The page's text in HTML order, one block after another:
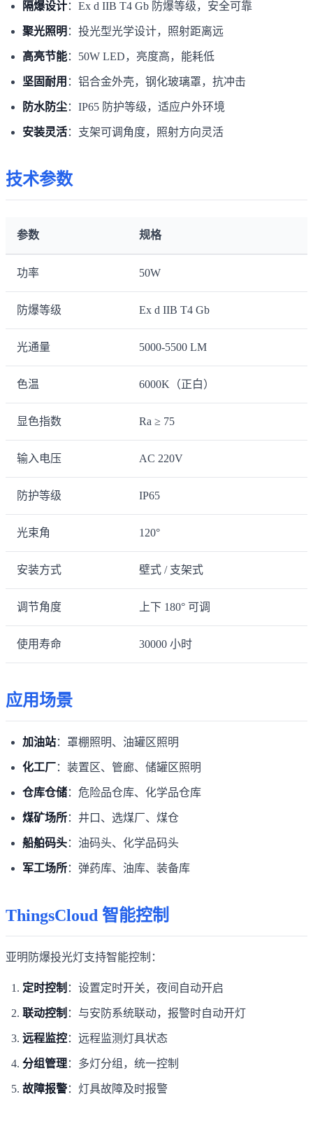
隔爆设计：Ex d IIB T4 Gb 防爆等级，安全可靠
聚光照明 ：投光型光学设计，照射距离远
高亮节能：50W LED，亮度高，能耗低
坚固耐用 ：铝合金外壳，钢化玻璃罩，抗冲击
防水防尘：IP65 防护等级，适应户外环境
安装灵活：支架可调角度，照射方向灵活
技术参数
参数 规格
功率 50W
防爆等级 Ex d IIB T4 Gb
光通量 5000-5500 LM
色温 6000K（正白）
显色指数 Ra ≥ 75
输入电压 AC 220V
防护等级 IP65
光束角 120°
安装方式 壁式 / 支架式
调节角度 上下 180° 可调
使用寿命 30000 小时
应用场景
加油站：罩棚照明、油罐区照明
化工厂：装置区、管廊、储罐区照明
仓库仓储：危险品仓库、化学品仓库
煤矿场所：井口、选煤厂、煤仓
船舶码头：油码头、化学品码头
军工场所：弹药库、油库、装备库
ThingsCloud 智能控制
亚明防爆投光灯支持智能控制：
定时控制 ：设置定时开关，夜间自动开启
联动控制 ：与安防系统联动，报警时自动开灯
远程监控：远程监测灯具状态
分组管理：多灯分组，统一控制
故障报警：灯具故障及时报警